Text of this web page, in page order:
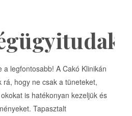
a legfontosabb! A Cakó Klinikán
rá, hogy ne csak a tüneteket,
is hatékonyan kezeljük és
Tapasztalt